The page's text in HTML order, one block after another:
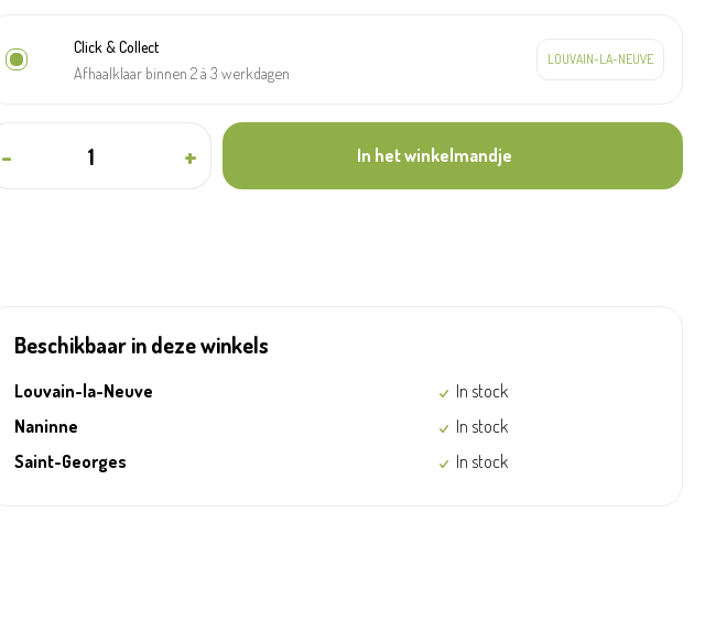
Click & Collect
Afhaalklaar binnen 2 à 3 werkdagen
+
- In het winkelmandje
Beschikbaar in deze winkels
Louvain-la-Neuve
In stock
Naninne
In stock
Saint-Georges
In stock